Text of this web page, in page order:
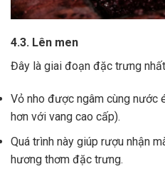
4.3. Lên men
Đây là giai đoạn đặc trưng
Vỏ nho được ngâm cùng nước
hơn với vang cao cấp).
Quá trình này giúp rượu nhận
hương thơm đặc trưng.